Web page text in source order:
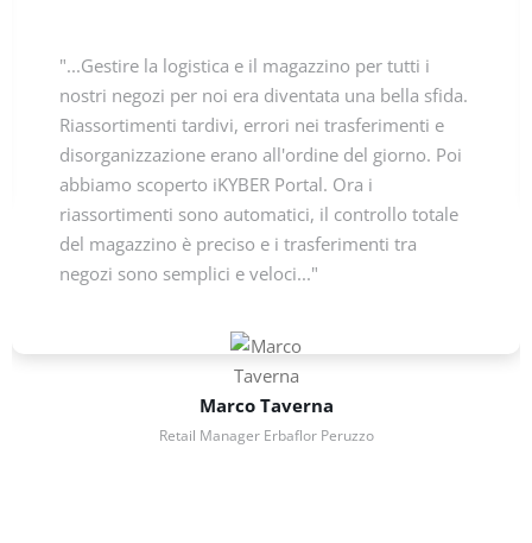
Marco Taverna
Retail Manager Erbaflor Peruzzo
"...Gestire la logistica e il magazzino per tutti i
nostri negozi per noi era diventata una bella sfida.
Riassortimenti tardivi, errori nei trasferimenti e
disorganizzazione erano all'ordine del giorno. Poi
abbiamo scoperto iKYBER Portal. Ora i
riassortimenti sono automatici, il controllo totale
del magazzino è preciso e i trasferimenti tra
negozi sono semplici e veloci..."